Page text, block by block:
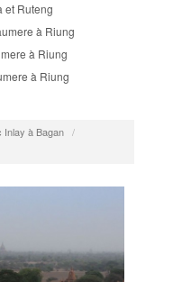
et Ruteng
à Riung
à Riung
à Riung
Inlay à Bagan /